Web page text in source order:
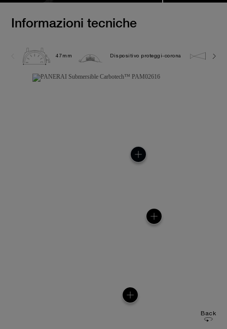
Informazioni tecniche
47mm Dispositivo proteggi-corona
Back